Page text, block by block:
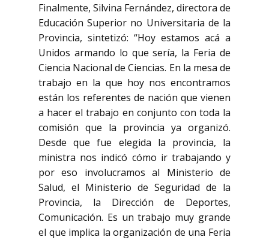
Finalmente, Silvina Fernández, directora de
Educación Superior no Universitaria de la
Provincia, sintetizó: “Hoy estamos acá a
Unidos armando lo que sería, la Feria de
Ciencia Nacional de Ciencias. En la mesa de
trabajo en la que hoy nos encontramos
están los referentes de nación que vienen
a hacer el trabajo en conjunto con toda la
comisión que la provincia ya organizó.
Desde que fue elegida la provincia, la
ministra nos indicó cómo ir trabajando y
por eso involucramos al Ministerio de
Salud, el Ministerio de Seguridad de la
Provincia, la Dirección de Deportes,
Comunicación. Es un trabajo muy grande
el que implica la organización de una Feria